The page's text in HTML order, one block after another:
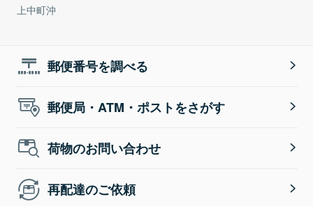
上中町沖
郵便番号を調べる
郵便局・ATM・ポストをさがす
荷物のお問い合わせ
再配達のご依頼